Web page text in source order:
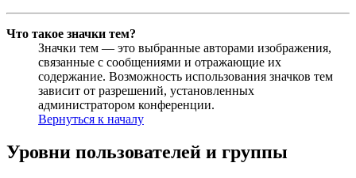
Что такое значки тем?
Значки тем — это выбранные авторами изображения,
связанные с сообщениями и отражающие их
содержание. Возможность использования значков тем
зависит от разрешений, установленных
администратором конференции.
Вернуться к началу
Уровни пользователей и группы